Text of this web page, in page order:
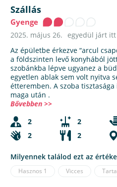
Szállás
Gyenge
2025. május 26.
egyedül járt itt
Az épületbe érkezve “arcul
a földszinten levő konyhából
szobánkba lépve ugyanez a
egyetlen ablak sem volt nyitva
étteremben. A szoba
maga után .
Bővebben >>
2
2
2
2
Milyennek találod ezt az
Hasznos 1 Vicces